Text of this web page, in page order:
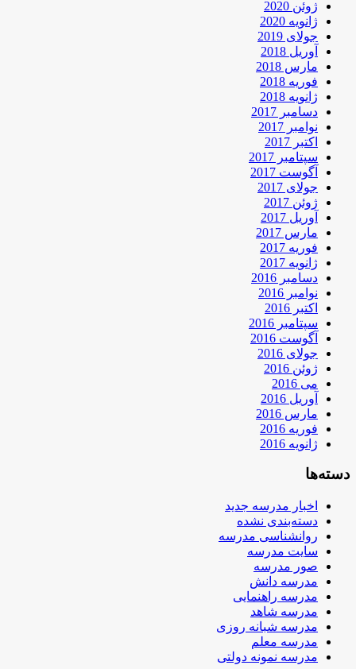
ژوئن 2020
ژانویه 2020
جولای 2019
آوریل 2018
مارس 2018
فوریه 2018
ژانویه 2018
دسامبر 2017
نوامبر 2017
اکتبر 2017
سپتامبر 2017
آگوست 2017
جولای 2017
ژوئن 2017
آوریل 2017
مارس 2017
فوریه 2017
ژانویه 2017
دسامبر 2016
نوامبر 2016
اکتبر 2016
سپتامبر 2016
آگوست 2016
جولای 2016
ژوئن 2016
می 2016
آوریل 2016
مارس 2016
فوریه 2016
ژانویه 2016
دسته‌ها
اخبار مدرسه جدید
دسته‌بندی نشده
روانشناسی مدرسه
سایت مدرسه
صور مدرسه
مدرسه دانش
مدرسه راهنمایی
مدرسه شاهد
مدرسه شبانه روزی
مدرسه معلم
مدرسه نمونه دولتی